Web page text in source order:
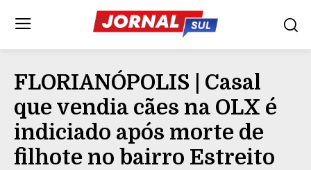
FLORIANÓPOLIS | Casal
que vendia cães na OLX é
indiciado após morte de
filhote no bairro Estreito